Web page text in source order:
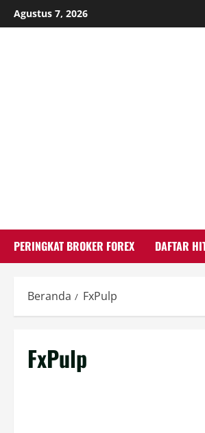
Skip
to
Agustus 7, 2026
PERINGKAT BROKER FOREX DAFTAR
Beranda FxPulp
FxPulp